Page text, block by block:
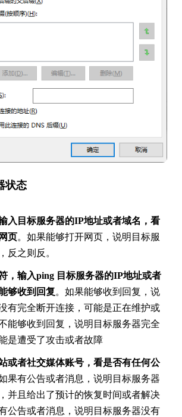
状态
入目标服务器的IP地址或者域名，看
页。如果能够打开网页，说明目标服
反之则反。
，输入ping 目标服务器的IP地址或者
够收到回复。如果能够收到回复，说
有完全断开连接，可能是正在维护或
能够收到回复，说明目标服务器完全
是遭受了攻击或者故障
或者社交媒体账号，看是否有任何公
果有公告或者消息，说明目标服务器
并且给出了预计的恢复时间或者解决
公告或者消息，说明目标服务器没有